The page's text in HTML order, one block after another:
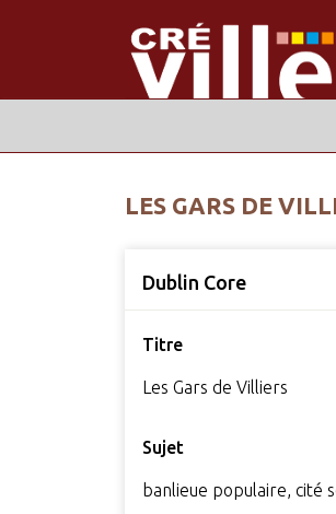
LES GARS DE
Dublin Core
Titre
Les Gars de Villiers
Sujet
banlieue populaire, cité